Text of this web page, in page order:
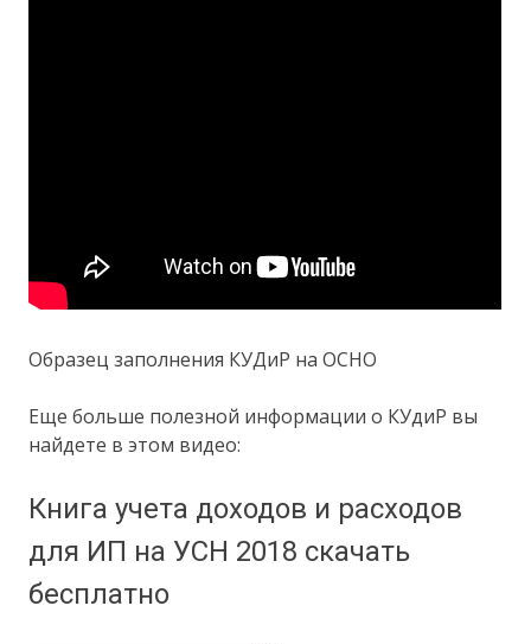
Образец заполнения КУДиР на ОСНО
Еще больше полезной информации о КУдиР вы
найдете в этом видео:
Книга учета доходов и расходов
для ИП на УСН 2018 скачать
бесплатно